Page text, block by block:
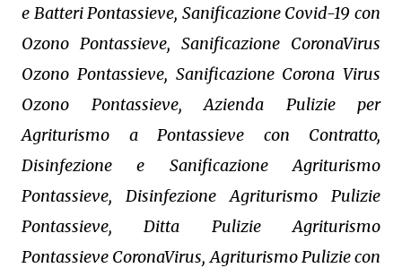
e Batteri Pontassieve, Sanificazione Covid-19 con
Ozono Pontassieve, Sanificazione CoronaVirus
Ozono Pontassieve, Sanificazione Corona Virus
Ozono Pontassieve, Azienda Pulizie per
Agriturismo a Pontassieve con Contratto,
Disinfezione e Sanificazione Agriturismo
Pontassieve, Disinfezione Agriturismo Pulizie
Pontassieve, Ditta Pulizie Agriturismo
Pontassieve CoronaVirus, Agriturismo Pulizie con